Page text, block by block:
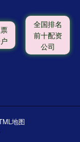
全国排名
前十配资
公司
地图